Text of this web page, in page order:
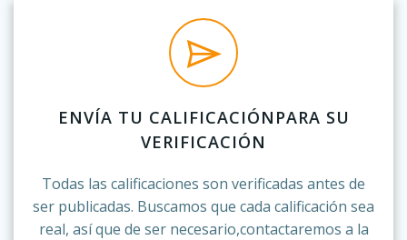
ENVÍA TU CALIFICACIÓNPARA SU
VERIFICACIÓN
Todas las calificaciones son verificadas antes de
ser publicadas. Buscamos que cada calificación sea
real, así que de ser necesario,contactaremos a la